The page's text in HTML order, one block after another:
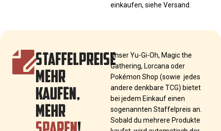
einkaufen, siehe Versand.
STAFFELPREISE
MEHR
KAUFEN,
MEHR
Unser Yu-Gi-Oh, Magic the
Gathering, Lorcana oder
Pokémon Shop (sowie jedes
andere denkbare TCG) bietet
bei jedem Einkauf einen
sogenannten Staffelpreis an.
Sobald du mehrere Produkte